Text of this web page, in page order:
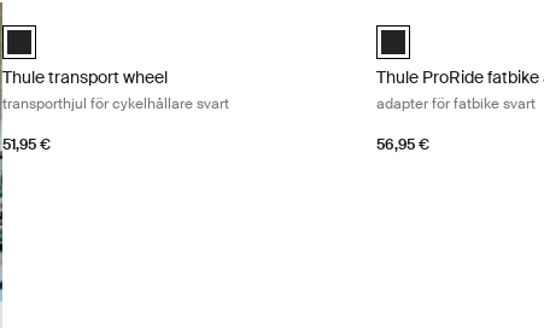
Thule transport wheel Svart (selected)
Thule transport wheel
transporthjul för cykelhållare svart
51,95 €
Thule ProRide
Thule ProRide
adapter för fatbike svart
56,95 €